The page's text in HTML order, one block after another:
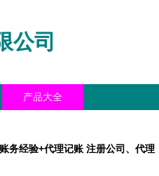
公司
产品大全
务经验+代理记账 注册公司、代理